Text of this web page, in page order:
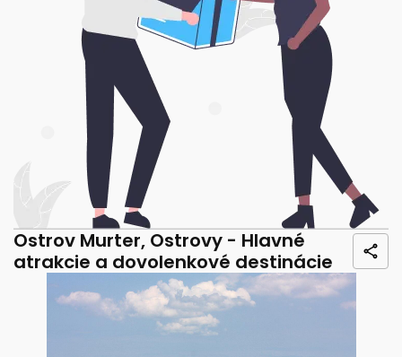
Ostrov Murter, Ostrovy - Hlavné
atrakcie a dovolenkové destinácie